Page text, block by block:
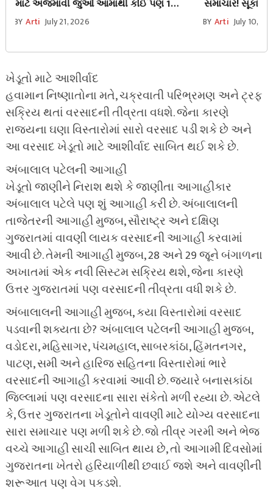
માટે અજમાવી જુઓ આમાંથી કોઈ પણ 1
ચમત્કારી ઉપાય
BY Arti July 21, 2026
સમાચાર! સૂકા
વરસાદ પર
BY Arti July 10,
ખેડૂતો માટે આશીર્વાદ
હવામાન નિષ્ણાતોના મતે, ચક્રવાતી પરિભ્રમણ અને ટ્રફ
સક્રિય થતાં વરસાદની તીવ્રતા વધશે. જેના કારણે
રાજ્યના ઘણા વિસ્તારોમાં સારો વરસાદ પડી શકે છે અને
આ વરસાદ ખેડૂતો માટે આશીર્વાદ સાબિત થઈ શકે છે.
અંબાલાલ પટેલની આગાહી
ખેડૂતો જાણીને નિરાશ થશે કે જાણીતા આગાહીકાર
અંબાલાલ પટેલે પણ શું આગાહી કરી છે. અંબાલાલની
તાજેતરની આગાહી મુજબ, સૌરાષ્ટ્ર અને દક્ષિણ
ગુજરાતમાં વાવણી લાયક વરસાદની આગાહી કરવામાં
આવી છે. તેમની આગાહી મુજબ, 28 અને 29 જૂને બંગાળના
અખાતમાં એક નવી સિસ્ટમ સક્રિય થશે, જેના કારણે
ઉત્તર ગુજરાતમાં પણ વરસાદની તીવ્રતા વધી શકે છે.
અંબાલાલની આગાહી મુજબ, કયા વિસ્તારોમાં વરસાદ
પડવાની શક્યતા છે? અંબાલાલ પટેલની આગાહી મુજબ,
વડોદરા, મહિસાગર, પંચમહાલ, સાબરકાંઠા, હિંમતનગર,
પાટણ, સમી અને હારિજ સહિતના વિસ્તારોમાં ભારે
વરસાદની આગાહી કરવામાં આવી છે. જ્યારે બનાસકાંઠા
જિલ્લામાં પણ વરસાદના સારા સંકેતો મળી રહ્યા છે. એટલે
કે, ઉત્તર ગુજરાતના ખેડૂતોને વાવણી માટે યોગ્ય વરસાદના
સારા સમાચાર પણ મળી શકે છે. જો તીવ્ર ગરમી અને ભેજ
વચ્ચે આગાહી સાચી સાબિત થાય છે, તો આગામી દિવસોમાં
ગુજરાતના ખેતરો હરિયાળીથી છવાઈ જશે અને વાવણીની
શરૂઆત પણ વેગ પકડશે.